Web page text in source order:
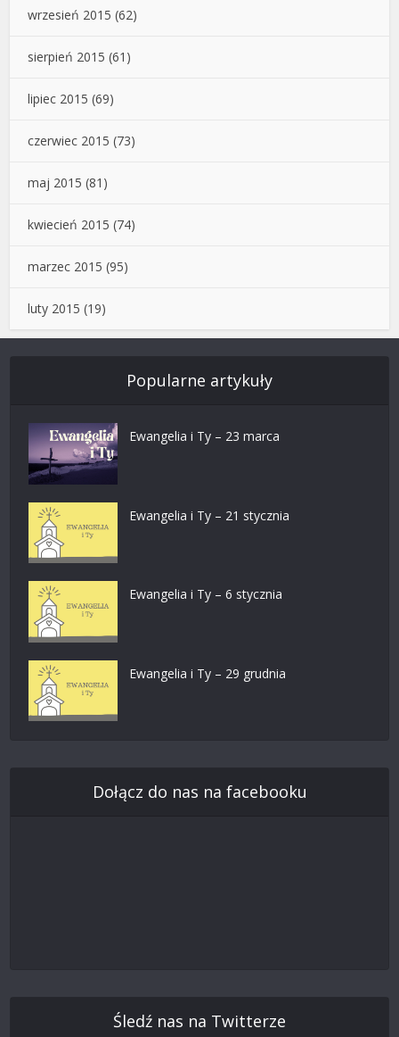
wrzesień 2015 (62)
sierpień 2015 (61)
lipiec 2015 (69)
czerwiec 2015 (73)
maj 2015 (81)
kwiecień 2015 (74)
marzec 2015 (95)
luty 2015 (19)
Popularne artykuły
Ewangelia i Ty – 23 marca
Ewangelia i Ty – 21 stycznia
Ewangelia i Ty – 6 stycznia
Ewangelia i Ty – 29 grudnia
Dołącz do nas na facebooku
Śledź nas na Twitterze